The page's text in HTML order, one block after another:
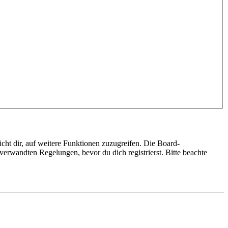
dir, auf weitere Funktionen zuzugreifen. Die Board-
Regelungen, bevor du dich registrierst. Bitte beachte